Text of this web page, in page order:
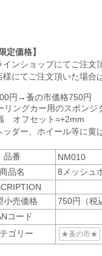
定価格】
ンショップにてご注文
にてご注文頂いた場合
円→蚤の市価格750円
リングカー用のスポンジ
オフセット=+2mm
ダー、ホイール等に黄
品番
NM010
商品名
8メッシュ
小売価格
750円（税
コード
ゴリー
★蚤の市★